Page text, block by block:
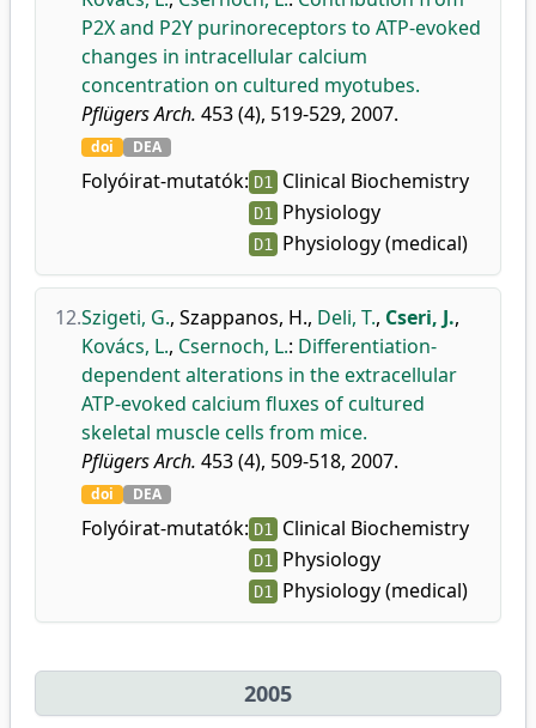
P2X and P2Y purinoreceptors to ATP-evoked
changes in intracellular calcium
concentration on cultured myotubes.
Pflügers Arch. 453 (4), 519-529, 2007.
doi DEA
Folyóirat-mutatók: D1 Clinical Biochemistry
D1 Physiology
D1 Physiology (medical)
12.Szigeti, G., Szappanos, H., Deli, T., Cseri, J.,
Kovács, L., Csernoch, L.: Differentiation-
dependent alterations in the extracellular
ATP-evoked calcium fluxes of cultured
skeletal muscle cells from mice.
Pflügers Arch. 453 (4), 509-518, 2007.
doi DEA
Folyóirat-mutatók: D1 Clinical Biochemistry
D1 Physiology
D1 Physiology (medical)
2005